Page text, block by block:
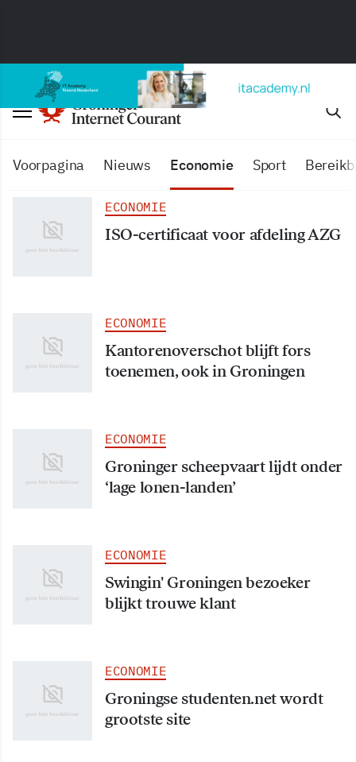
Voorpagina Nieuws Economie Sport
ECONOMIE
ISO-certificaat voor afdeling AZG
ECONOMIE
Kantorenoverschot blijft fors
toenemen, ook in Groningen
ECONOMIE
Groninger scheepvaart lijdt onder
‘lage lonen-landen’
ECONOMIE
Swingin' Groningen bezoeker
blijkt trouwe klant
ECONOMIE
Groningse studenten.net wordt
grootste site